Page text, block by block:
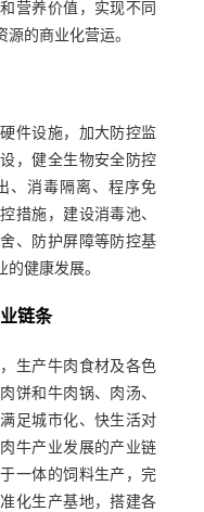
营养价值，实现不同
的商业化营运。
件设施，加大防控监
，健全生物安全防控
、消毒隔离、程序免
措施，建设消毒池、
、防护屏障等防控基
健康发展。
链条
生产牛肉食材及各色
饼和牛肉锅、肉汤、
足城市化、快生活对
牛产业发展的产业链
一体的饲料生产，完
化生产基地，搭建各